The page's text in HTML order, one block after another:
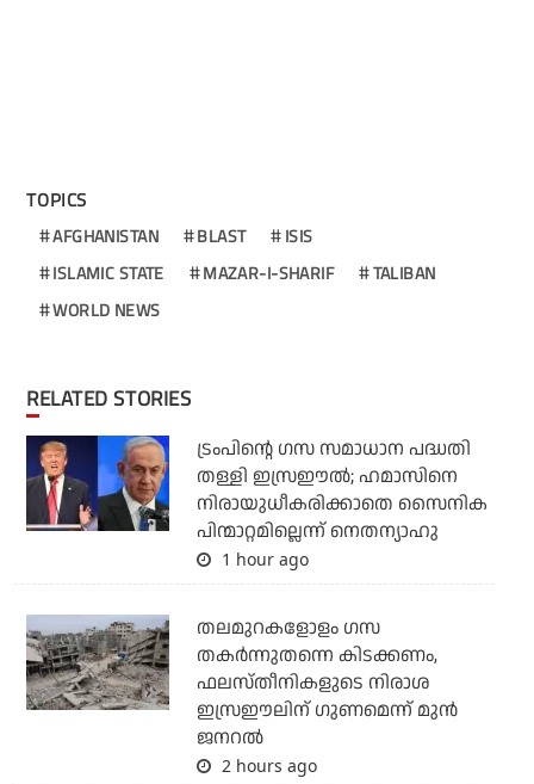
TOPICS
AFGHANISTAN BLAST
ISIS
ISLAMIC STATE
MAZAR-I-SHARIF
TALIBAN
WORLD NEWS
RELATED STORIES
ട്രംപിന്റെ ഗസ സമാധാന പദ്ധതി
തള്ളി ഇസ്രഈല്‍; ഹമാസിനെ
നിരായുധീകരിക്കാതെ സൈനിക
പിന്മാറ്റമില്ലെന്ന് നെതന്യാഹു
1 hour ago
തലമുറകളോളം ഗസ
തകര്‍ന്നുതന്നെ കിടക്കണം,
ഫലസ്തീനികളുടെ നിരാശ
ഇസ്രഈലിന് ഗുണമെന്ന് മുന്‍
ജനറല്‍
2 hours ago